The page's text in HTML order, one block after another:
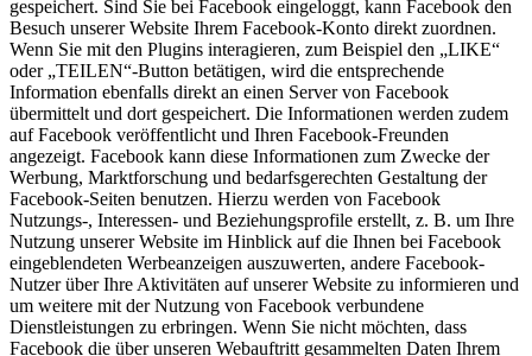
gespeichert. Sind Sie bei Facebook eingeloggt, kann Facebook den
Besuch unserer Website Ihrem Facebook-Konto direkt zuordnen.
Wenn Sie mit den Plugins interagieren, zum Beispiel den „LIKE“
oder „TEILEN“-Button betätigen, wird die entsprechende
Information ebenfalls direkt an einen Server von Facebook
übermittelt und dort gespeichert. Die Informationen werden zudem
auf Facebook veröffentlicht und Ihren Facebook-Freunden
angezeigt. Facebook kann diese Informationen zum Zwecke der
Werbung, Marktforschung und bedarfsgerechten Gestaltung der
Facebook-Seiten benutzen. Hierzu werden von Facebook
Nutzungs-, Interessen- und Beziehungsprofile erstellt, z. B. um Ihre
Nutzung unserer Website im Hinblick auf die Ihnen bei Facebook
eingeblendeten Werbeanzeigen auszuwerten, andere Facebook-
Nutzer über Ihre Aktivitäten auf unserer Website zu informieren und
um weitere mit der Nutzung von Facebook verbundene
Dienstleistungen zu erbringen. Wenn Sie nicht möchten, dass
Facebook die über unseren Webauftritt gesammelten Daten Ihrem